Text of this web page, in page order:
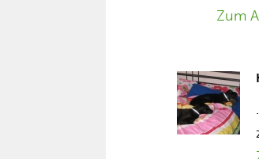
Zum